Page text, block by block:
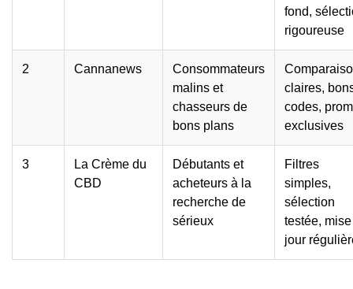
fond,
rigoureuse
2 Cannanews
Consommateurs
malins et
chasseurs de
bons plans
claires,
codes,
exclusives
3
La Crème du
CBD
Débutants et
acheteurs à la
recherche de
sérieux
Filtres
simples,
sélection
testée,
jour